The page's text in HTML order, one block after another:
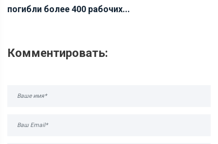
погибли более 400 рабочих...
Комментировать: